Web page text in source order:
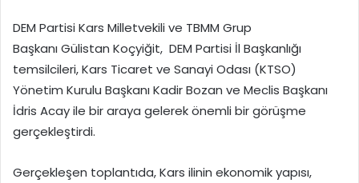
DEM Partisi Kars Milletvekili ve TBMM Grup
Başkanı Gülistan Koçyiğit, DEM Partisi İl Başkanlığı
temsilcileri, Kars Ticaret ve Sanayi Odası (KTSO)
Yönetim Kurulu Başkanı Kadir Bozan ve Meclis Başkanı
İdris Acay ile bir araya gelerek önemli bir görüşme
gerçekleştirdi.
Gerçekleşen toplantıda, Kars ilinin ekonomik yapısı,